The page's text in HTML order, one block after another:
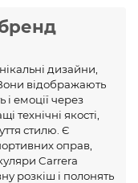
дизайни,
відображають
і емоції через
технічні якості,
стилю. Є
оправ,
Carrera
розкіш і полонять